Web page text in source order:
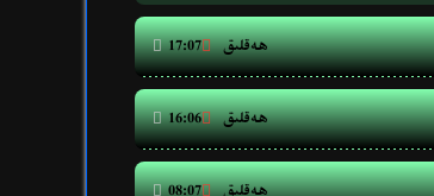
 17:07 ھەقلىق
 16:06 ھەقلىق
 08:07 ھەقلىق